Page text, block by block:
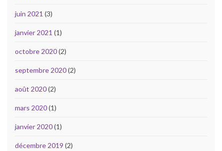
juin 2021 (3)
janvier 2021 (1)
octobre 2020(2)
septembre 2020(2)
août 2020(2)
mars 2020(1)
janvier 2020(1)
décembre 2019 (2)